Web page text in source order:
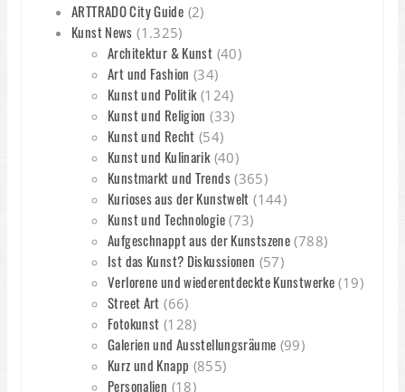
ARTTRADO City Guide (2)
Kunst News (1.325)
Architektur & Kunst (40)
Art und Fashion (34)
Kunst und Politik(124)
Kunst und Religion (33)
Kunst und Recht (54)
Kunst und Kulinarik(40)
Kunstmarkt und Trends(365)
Kurioses aus der Kunstwelt (144)
Kunst und Technologie(73)
Aufgeschnappt aus der Kunstszene (788)
Ist das Kunst? Diskussionen (57)
Verlorene und wiederentdeckte Kunstwerke (19)
Street Art (66)
Fotokunst (128)
Galerien und Ausstellungsräume (99)
Kurz und Knapp (855)
Personalien (18)